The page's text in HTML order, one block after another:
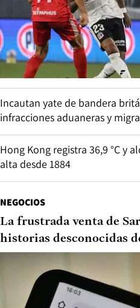
Incautan yate de bandera
infracciones aduaneras y
Hong Kong registra 36,9 °C y
alta desde 1884
NEGOCIOS
La frustrada venta de
historias desconocidas